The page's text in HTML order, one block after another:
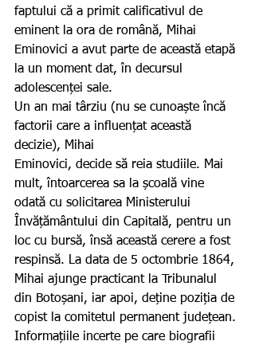
faptului că a primit calificativul de
eminent la ora de română, Mihai
Eminovici a avut parte de această etapă
la un moment dat, în decursul
adolescenței sale.
Un an mai târziu (nu se cunoaște încă
factorii care a influențat această
decizie), Mihai
Eminovici, decide să reia studiile. Mai
mult, întoarcerea sa la școală vine
odată cu solicitarea Ministerului
Învățământului din Capitală, pentru un
loc cu bursă, însă această cerere a fost
respinsă. La data de 5 octombrie 1864,
Mihai ajunge practicant la Tribunalul
din Botoșani, iar apoi, deține poziția de
copist la comitetul permanent județean.
Informațiile incerte pe care biografii